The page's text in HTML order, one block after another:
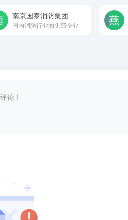
南京国泰消防集团
国内消防行业的头部企业
论！